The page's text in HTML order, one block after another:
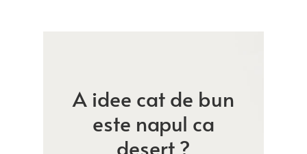
A idee cat de bun
este napul ca
desert ?